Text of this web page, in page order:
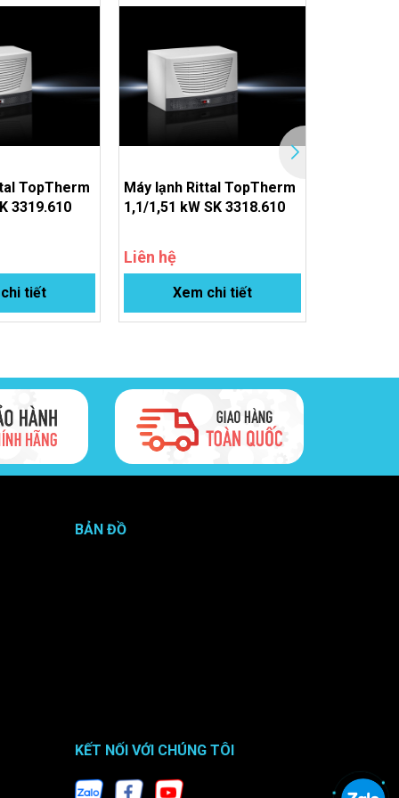
trên Vũ Nguyên còn nhập khẩu đa dạng các dòng
TopTherm
3319.610
tiết
Máy lạnh Rittal TopTherm
1,1/1,51 kW SK 3318.610
Liên hệ
Xem chi tiết
BẢN ĐỒ
KẾT NỐI VỚI CHÚNG TÔI